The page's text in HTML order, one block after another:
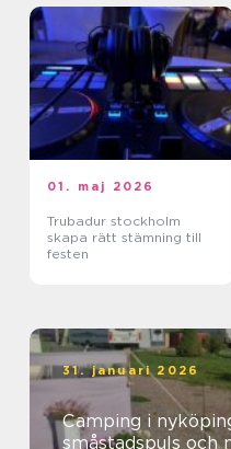
01. maj 2026
Trubadur stockholm
skapa rätt stämning till
festen
31. januari 2026
Camping i nyköping
småstadspuls och